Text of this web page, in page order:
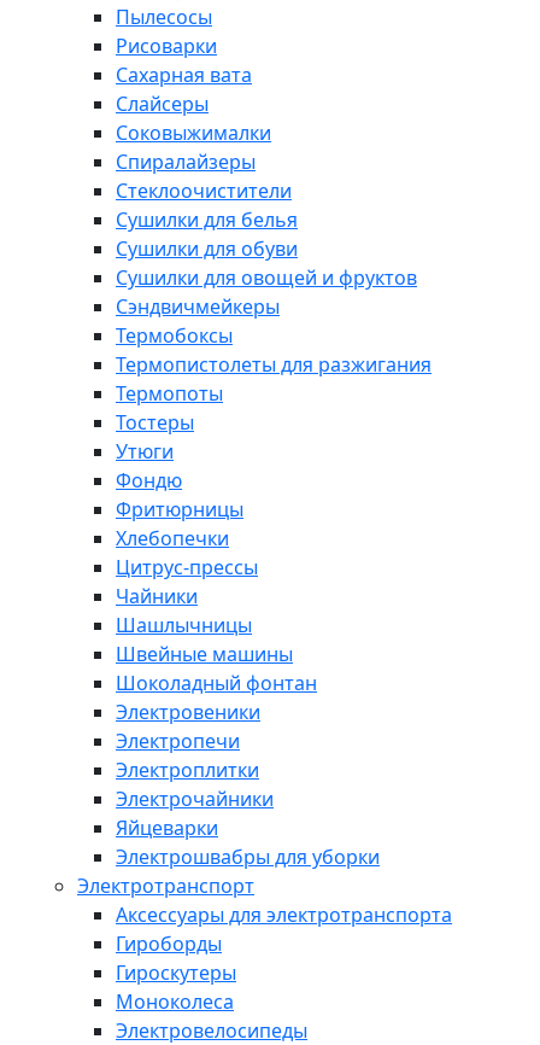
Пылесосы
Рисоварки
Сахарная вата
Слайсеры
Соковыжималки
Спиралайзеры
Стеклоочистители
Сушилки для белья
Сушилки для обуви
Сушилки для овощей и фруктов
Сэндвичмейкеры
Термобоксы
Термопистолеты для разжигания
Термопоты
Тостеры
Утюги
Фондю
Фритюрницы
Хлебопечки
Цитрус-прессы
Чайники
Шашлычницы
Швейные машины
Шоколадный фонтан
Электровеники
Электропечи
Электроплитки
Электрочайники
Яйцеварки
Электрошвабры для уборки
Электротранспорт
Аксессуары для электротранспорта
Гироборды
Гироскутеры
Моноколеса
Электровелосипеды